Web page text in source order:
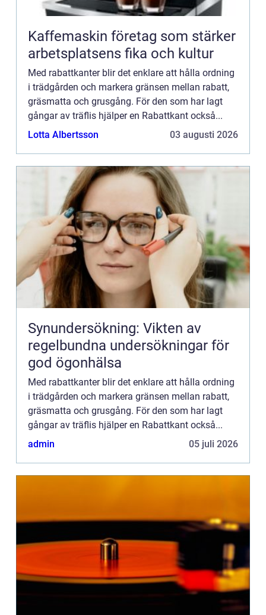
Kaffemaskin företag som stärker
arbetsplatsens fika och kultur
Med rabattkanter blir det enklare att hålla ordning
i trädgården och markera gränsen mellan rabatt,
gräsmatta och grusgång. För den som har lagt
gångar av träflis hjälper en Rabattkant också...
Lotta Albertsson
03 augusti 2026
Synundersökning: Vikten av
regelbundna undersökningar för
god ögonhälsa
Med rabattkanter blir det enklare att hålla ordning
i trädgården och markera gränsen mellan rabatt,
gräsmatta och grusgång. För den som har lagt
gångar av träflis hjälper en Rabattkant också...
admin
05 juli 2026